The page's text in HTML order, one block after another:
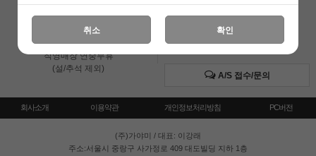
고객상담센터
온라인 : 02-3409-0337
직영매장 : 02-3409-0339
직영매장 연중무휴
(설/추석 제외)
입금계좌안내
국민은행 051001-04-100255
A/S 접수/문의
회사소개 이용약관 개인정보처리방침 PC버전
(주)가야미 / 대표: 이강래
주소:서울시 중랑구 사가정로 409 대도빌딩 지하 1층
취소 확인